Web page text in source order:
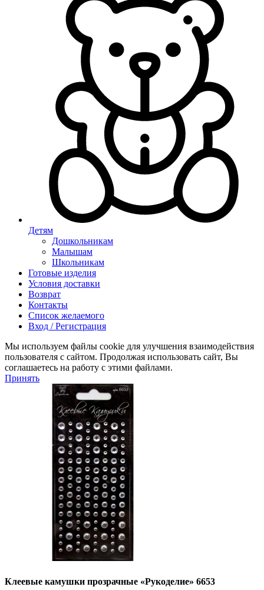
Детям
Дошкольникам
Малышам
Школьникам
Готовые изделия
Условия доставки
Возврат
Контакты
Список желаемого
Вход / Регистрация
Мы используем файлы cookie для улучшения взаимодействия
пользователя с сайтом. Продолжая использовать сайт, Вы
соглашаетесь на работу с этими файлами.
Принять
Клеевые камушки прозрачные «Рукоделие» 6653